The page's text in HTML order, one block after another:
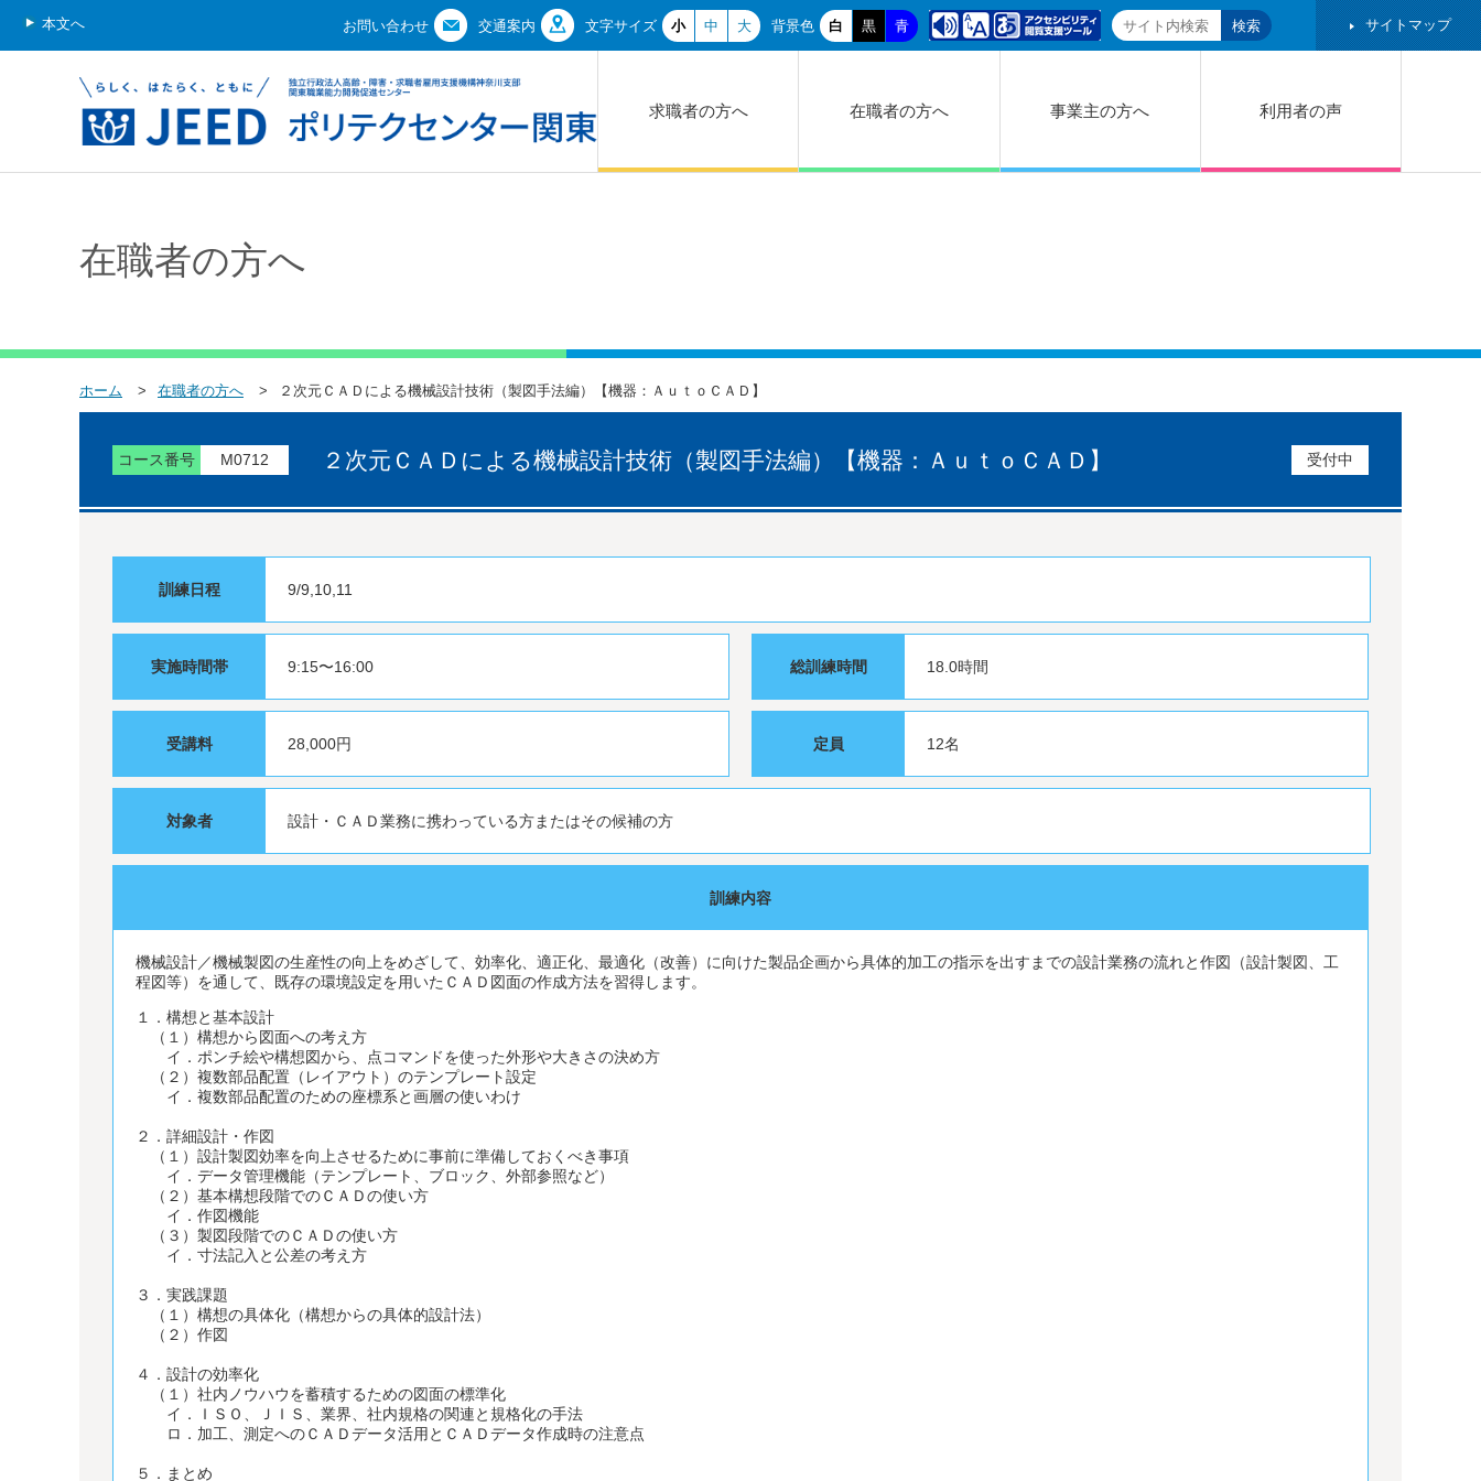
本文へ お問い合わせ 交通案内 文字サイズ 小 中 大 背景色 白 黒 青 サイトマップ
求職者の方へ 在職者の方へ 事業主の方へ 利用者の声
在職者の方へ
ホーム 在職者の方へ ２次元ＣＡＤによる機械設計技術（製図手法編）【機器：ＡｕｔｏＣＡＤ】
コース番号 M0712 ２次元ＣＡＤによる機械設計技術（製図手法編）【機器：ＡｕｔｏＣＡＤ】 受付中
訓練日程 9/9,10,11
実施時間帯 9:15〜16:00 総訓練時間 18.0時間
受講料 28,000円 定員 12名
対象者 設計・ＣＡＤ業務に携わっている方またはその候補の方
訓練内容
機械設計／機械製図の生産性の向上をめざして、効率化、適正化、最適化（改善）に向けた製品企画から具体的加工の指示を出すまでの設計業務の流れと作図（設計製図、工
程図等）を通して、既存の環境設定を用いたＣＡＤ図面の作成方法を習得します。
１．構想と基本設計
（１）構想から図面への考え方
イ．ポンチ絵や構想図から、点コマンドを使った外形や大きさの決め方
（２）複数部品配置（レイアウト）のテンプレート設定
イ．複数部品配置のための座標系と画層の使いわけ
２．詳細設計・作図
（１）設計製図効率を向上させるために事前に準備しておくべき事項
イ．データ管理機能（テンプレート、ブロック、外部参照など）
（２）基本構想段階でのＣＡＤの使い方
イ．作図機能
（３）製図段階でのＣＡＤの使い方
イ．寸法記入と公差の考え方
３．実践課題
（１）構想の具体化（構想からの具体的設計法）
（２）作図
４．設計の効率化
（１）社内ノウハウを蓄積するための図面の標準化
イ．ＩＳＯ、ＪＩＳ、業界、社内規格の関連と規格化の手法
ロ．加工、測定へのＣＡＤデータ活用とＣＡＤデータ作成時の注意点
５．まとめ